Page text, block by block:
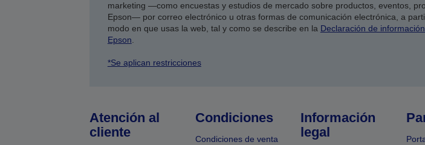
marketing —como encuestas y estudios de mercado sobre productos, eventos,
Epson— por correo electrónico u otras formas de comunicación electrónica, a
modo en que usas la web, tal y como se describe en la Declaración de
Epson
*Se aplican restricciones
Atención al
cliente
Condiciones
Condiciones de venta
Información
legal